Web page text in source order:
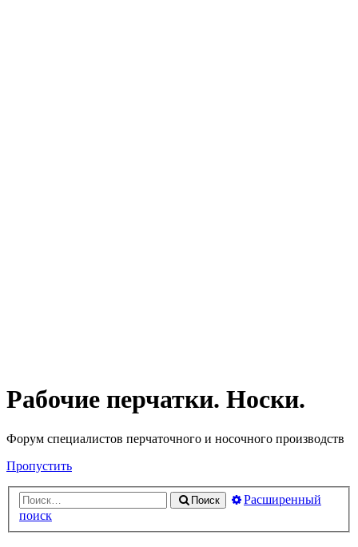
Рабочие перчатки. Носки.
Форум специалистов перчаточного и носочного производств
Пропустить
Поиск
Расширенный
поиск